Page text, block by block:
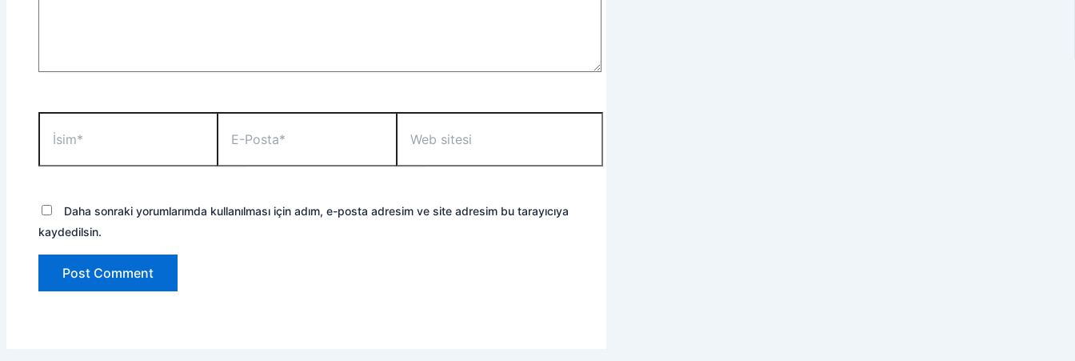
Posta*
sitesi
Daha sonraki yorumlarımda kullanılması için adım, e-posta adresim ve site adresim bu tarayıcıya
kaydedilsin.